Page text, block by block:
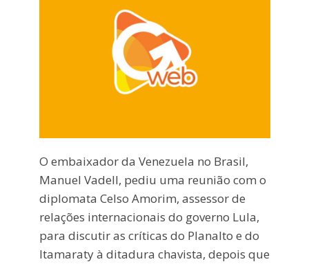
O embaixador da Venezuela no Brasil,
Manuel Vadell, pediu uma reunião com o
diplomata Celso Amorim, assessor de
relações internacionais do governo Lula,
para discutir as críticas do Planalto e do
Itamaraty à ditadura chavista, depois que